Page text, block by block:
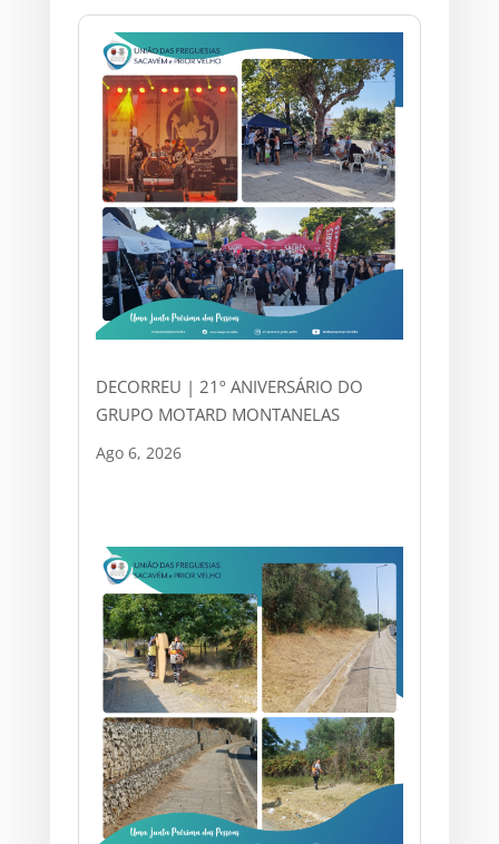
DECORREU | 21º ANIVERSÁRIO DO
GRUPO MOTARD MONTANELAS
Ago 6, 2026